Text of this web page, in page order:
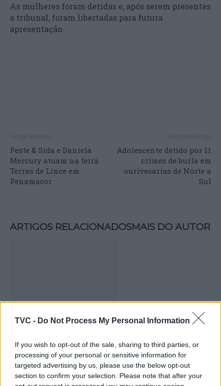
TVC - Do Not Process My Personal Information
If you wish to opt-out of the sale, sharing to third parties, or
processing of your personal or sensitive information for
targeted advertising by us, please use the below opt-out
section to confirm your selection. Please note that after your
As mulheres foram detidas e, após serem presentes
a tribunal, foram libertadas para futura
apresentação.
Peste & Sida e Daniela
Mercury atuam na feira
Terras de Lince em
Penamacor
Adolescente detido por 11
crimes de burla em
ourivesarias de Norte a
Sul
ARTIGOS RELACIONADOSMAIS DO AUTOR
Sinfónica da ARMAB pelo 1º lugar no
certame internacional de Valência